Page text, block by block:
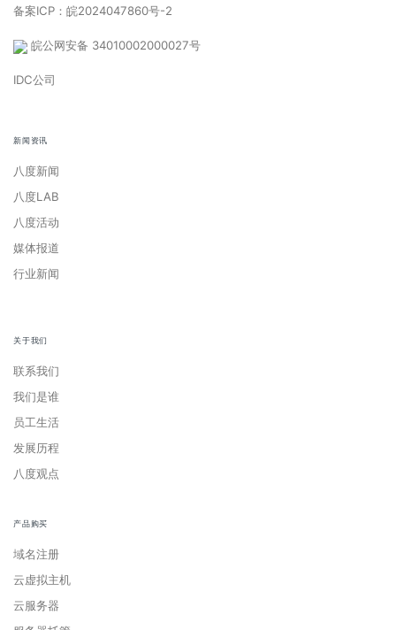
备案ICP：皖2024047860号-2
皖公网安备 34010002000027号
IDC公司
新闻资讯
八度新闻
八度LAB
八度活动
媒体报道
行业新闻
关于我们
联系我们
我们是谁
员工生活
发展历程
八度观点
产品购买
域名注册
云虚拟主机
云服务器